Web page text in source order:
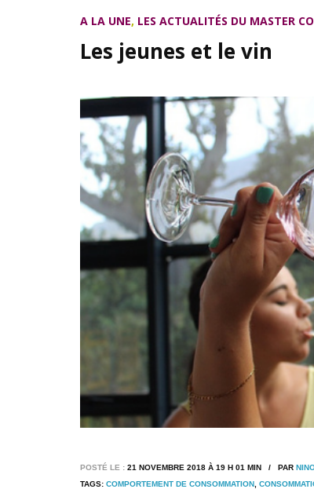
A LA UNE, LES ACTUALITÉS DU MASTER
Les jeunes et le vin
POSTÉ LE : 21 NOVEMBRE 2018 À 19 H 01 MIN / PAR
TAGS: COMPORTEMENT DE CONSOMMATION